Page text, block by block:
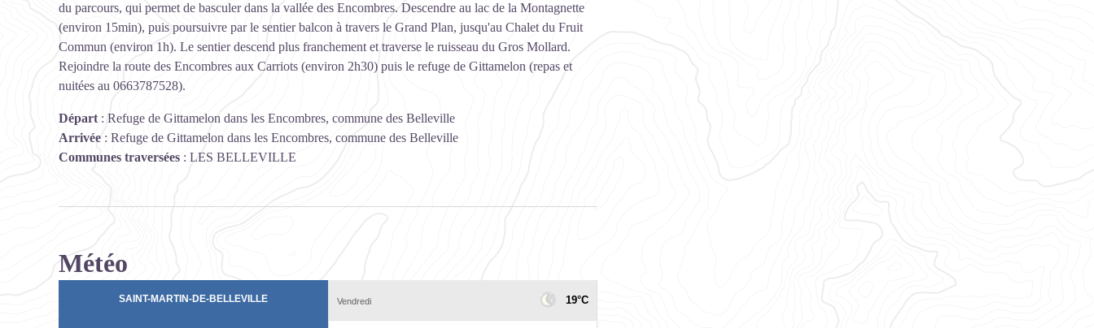
du parcours, qui permet de basculer dans la vallée des Encombres. Descendre au lac de la Montagnette
(environ 15min), puis poursuivre par le sentier balcon à travers le Grand Plan, jusqu'au Chalet du Fruit
Commun (environ 1h). Le sentier descend plus franchement et traverse le ruisseau du Gros Mollard.
Rejoindre la route des Encombres aux Carriots (environ 2h30) puis le refuge de Gittamelon (repas et
nuitées au 0663787528).
Départ : Refuge de Gittamelon dans les Encombres, commune des Belleville
Arrivée : Refuge de Gittamelon dans les Encombres, commune des Belleville
Communes traversées : LES BELLEVILLE
Météo